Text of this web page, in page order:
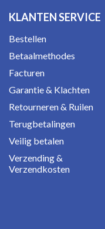
KLANTEN SERVICE
Bestellen
Betaalmethodes
Facturen
Garantie & Klachten
Retourneren & Ruilen
Terugbetalingen
Veilig betalen
Verzending &
Verzendkosten